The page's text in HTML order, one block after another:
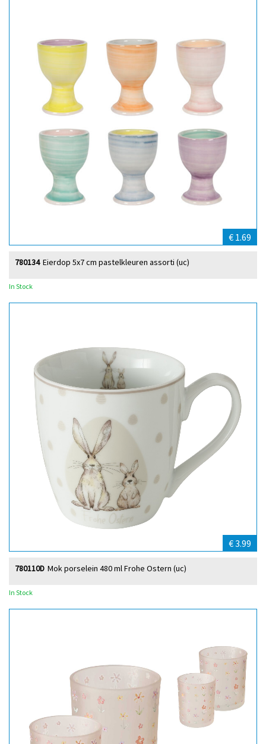
€ 1.69
Eierdop 5x7 cm pastelkleuren assorti (uc)
780134
In Stock
€ 3.99
Mok porselein 480 ml Frohe Ostern (uc)
780110D
In Stock